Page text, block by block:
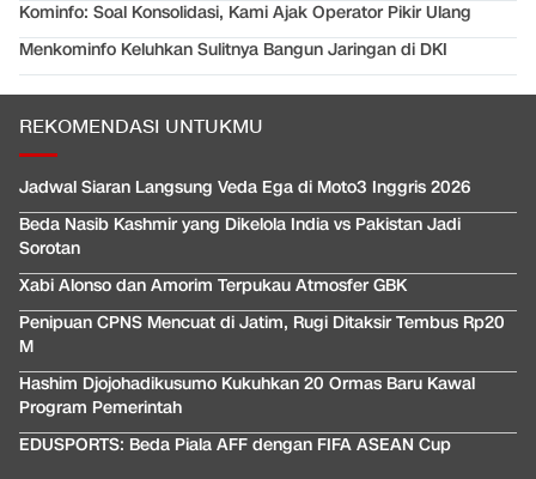
Kominfo: Soal Konsolidasi, Kami Ajak Operator Pikir Ulang
Menkominfo Keluhkan Sulitnya Bangun Jaringan di DKI
REKOMENDASI UNTUKMU
Jadwal Siaran Langsung Veda Ega di Moto3 Inggris 2026
Beda Nasib Kashmir yang Dikelola India vs Pakistan Jadi
Sorotan
Xabi Alonso dan Amorim Terpukau Atmosfer GBK
Penipuan CPNS Mencuat di Jatim, Rugi Ditaksir Tembus Rp20
M
Hashim Djojohadikusumo Kukuhkan 20 Ormas Baru Kawal
Program Pemerintah
EDUSPORTS: Beda Piala AFF dengan FIFA ASEAN Cup